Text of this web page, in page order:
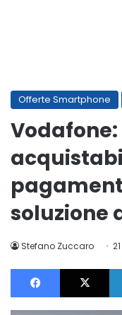
Offerte Smartphone
soluzione
Stefano Zuccaro
Facebook X